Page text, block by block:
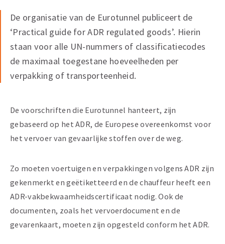
De organisatie van de Eurotunnel publiceert de
‘Practical guide for ADR regulated goods’. Hierin
staan voor alle UN-nummers of classificatiecodes
de maximaal toegestane hoeveelheden per
verpakking of transporteenheid.
De voorschriften die Eurotunnel hanteert, zijn
gebaseerd op het ADR, de Europese overeenkomst voor
het vervoer van gevaarlijke stoffen over de weg.
Zo moeten voertuigen en verpakkingen volgens ADR zijn
gekenmerkt en geëtiketteerd en de chauffeur heeft een
ADR-vakbekwaamheidscertificaat nodig. Ook de
documenten, zoals het vervoerdocument en de
gevarenkaart, moeten zijn opgesteld conform het ADR.